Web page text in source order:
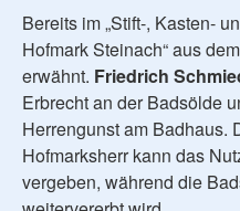
Bereits im „Stift-, Kasten-
Hofmark Steinach“ aus
erwähnt. Friedrich
Erbrecht an der Badsölde
Herrengunst am Badhaus.
Hofmarksherr kann das
vergeben, während die